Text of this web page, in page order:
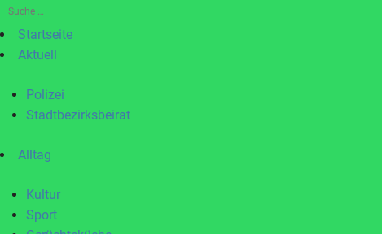
Suche
nach:Startseite
Aktuell
Polizei
Stadtbezirksbeirat
Alltag
Kultur
Sport